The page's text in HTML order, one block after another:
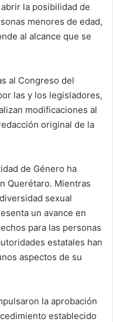
la posibilidad de
menores de edad,
al alcance que se
al Congreso del
las y los legisladores,
modificaciones al
original de la
de Género ha
Querétaro. Mientras
sexual
un avance en
para las personas
estatales han
aspectos de su
la aprobación
establecido